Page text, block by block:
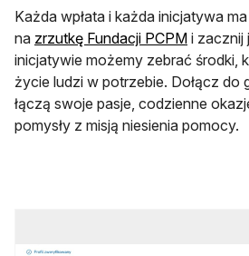
Każda wpłata i każda inicjatywa
na zrzutkę Fundacji PCPMotwiera
i zacznij
inicjatywie możemy zebrać środki,
życie ludzi w potrzebie. Dołącz do
łączą swoje pasje, codzienne
pomysły z misją niesienia pomocy.